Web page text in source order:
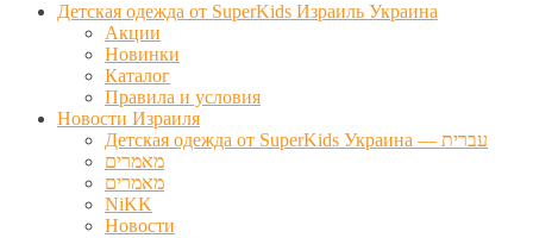
Детская одежда от SuperKids Израиль Украина
Акции
Новинки
Каталог
Правила и условия
Новости Израиля
Детская одежда от SuperKids Украина — עברית
מאמרים
מאמרים
NiKK
Новости